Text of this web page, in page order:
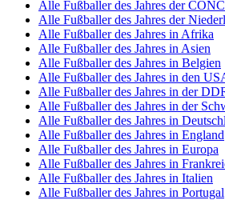
Alle Fußballer des Jahres der
Alle Fußballer des Jahres der
Alle Fußballer des Jahres in Afrika
Alle Fußballer des Jahres in Asien
Alle Fußballer des Jahres in Belgien
Alle Fußballer des Jahres in den
Alle Fußballer des Jahres in der
Alle Fußballer des Jahres in der
Alle Fußballer des Jahres in
Alle Fußballer des Jahres in England
Alle Fußballer des Jahres in Europa
Alle Fußballer des Jahres in
Alle Fußballer des Jahres in Italien
Alle Fußballer des Jahres in Portugal